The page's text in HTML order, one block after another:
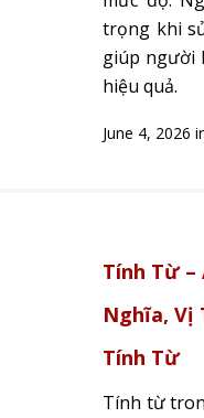
trọng khi
giúp người
hiệu quả.
June 4, 2026
Tính Từ –
Nghĩa, Vị
Tính Từ
Tính từ